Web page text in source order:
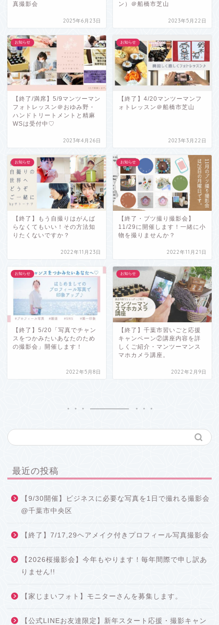
真撮影会
2025年6月23日
ン）＠船橋市芝山
2023年5月22日
お知らせ
【終了/満席】5/9マンツーマン
フォトレッスン＠おゆみ野・
ハンドトリートメントと精麻
WSは受付中♡
2023年4月26日
お知らせ
【終了】4/20マンツーマンフ
ォトレッスン＠船橋市芝山
2023年3月22日
お知らせ
【終了】もう自撮りはがんば
らなくてもいい！その方法知
りたくないですか？
2022年11月23日
お知らせ
【終了・ブツ撮り撮影会】
11/29に開催します！一緒に小
物を撮りませんか？
2022年11月21日
お知らせ
【終了】5/20「写真でチャン
スをつかみたいあなたのため
の撮影会」開催します！
2022年5月8日
お知らせ
【終了】千葉市習いごと応援
キャンペーン②講座内容を詳
しくご紹介・マンツーマンス
マホカメラ講座。
2022年2月9日
最近の投稿
【9/30開催】ビジネスに必要な写真を1日で撮れる撮影会
@千葉市中央区
【終了】7/17,29ヘアメイク付きプロフィール写真撮影会
【2026桜撮影会】今年もやります！毎年間際で申し訳あ
りません!!
【家じまいフォト】モニターさんを募集します。
【公式LINEお友達限定】新年スタート応援・撮影キャン